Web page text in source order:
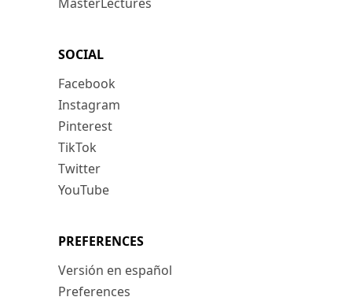
SOCIAL
Facebook
Instagram
Pinterest
TikTok
Twitter
YouTube
PREFERENCES
Versión en español
Preferences